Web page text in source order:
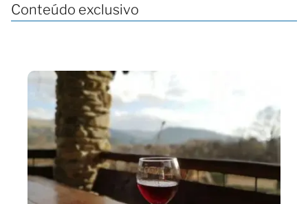
Conteúdo exclusivo